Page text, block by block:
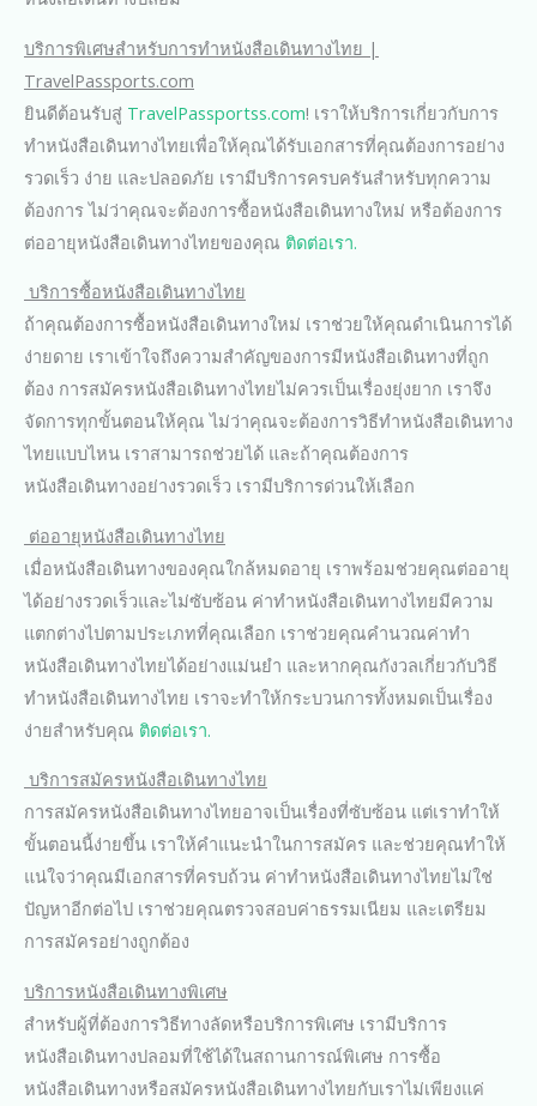
บริการพิเศษสำหรับการทำหนังสือเดินทางไทย |
TravelPassports.com
ยินดีต้อนรับสู่ TravelPassportss.com! เราให้บริการเกี่ยวกับการ
ทำหนังสือเดินทางไทยเพื่อให้คุณได้รับเอกสารที่คุณต้องการอย่าง
รวดเร็ว ง่าย และปลอดภัย เรามีบริการครบครันสำหรับทุกความ
ต้องการ ไม่ว่าคุณจะต้องการซื้อหนังสือเดินทางใหม่ หรือต้องการ
ต่ออายุหนังสือเดินทางไทยของคุณ ติดต่อเรา.
บริการซื้อหนังสือเดินทางไทย
ถ้าคุณต้องการซื้อหนังสือเดินทางใหม่ เราช่วยให้คุณดำเนินการได้
ง่ายดาย เราเข้าใจถึงความสำคัญของการมีหนังสือเดินทางที่ถูก
ต้อง การสมัครหนังสือเดินทางไทยไม่ควรเป็นเรื่องยุ่งยาก เราจึง
จัดการทุกขั้นตอนให้คุณ ไม่ว่าคุณจะต้องการวิธีทำหนังสือเดินทาง
ไทยแบบไหน เราสามารถช่วยได้ และถ้าคุณต้องการ
หนังสือเดินทางอย่างรวดเร็ว เรามีบริการด่วนให้เลือก
ต่ออายุหนังสือเดินทางไทย
เมื่อหนังสือเดินทางของคุณใกล้หมดอายุ เราพร้อมช่วยคุณต่ออายุ
ได้อย่างรวดเร็วและไม่ซับซ้อน ค่าทำหนังสือเดินทางไทยมีความ
แตกต่างไปตามประเภทที่คุณเลือก เราช่วยคุณคำนวณค่าทำ
หนังสือเดินทางไทยได้อย่างแม่นยำ และหากคุณกังวลเกี่ยวกับวิธี
ทำหนังสือเดินทางไทย เราจะทำให้กระบวนการทั้งหมดเป็นเรื่อง
ง่ายสำหรับคุณ ติดต่อเรา.
บริการสมัครหนังสือเดินทางไทย
การสมัครหนังสือเดินทางไทยอาจเป็นเรื่องที่ซับซ้อน แต่เราทำให้
ขั้นตอนนี้ง่ายขึ้น เราให้คำแนะนำในการสมัคร และช่วยคุณทำให้
แน่ใจว่าคุณมีเอกสารที่ครบถ้วน ค่าทำหนังสือเดินทางไทยไม่ใช่
ปัญหาอีกต่อไป เราช่วยคุณตรวจสอบค่าธรรมเนียม และเตรียม
การสมัครอย่างถูกต้อง
บริการหนังสือเดินทางพิเศษ
สำหรับผู้ที่ต้องการวิธีทางลัดหรือบริการพิเศษ เรามีบริการ
หนังสือเดินทางปลอมที่ใช้ได้ในสถานการณ์พิเศษ การซื้อ
หนังสือเดินทางหรือสมัครหนังสือเดินทางไทยกับเราไม่เพียงแค่